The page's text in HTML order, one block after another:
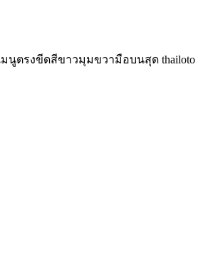
นูตรงขีดสีขาวมุมขวามือบนสุด thailoto